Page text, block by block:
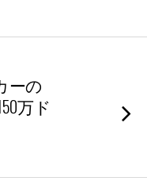
ーの
万ド